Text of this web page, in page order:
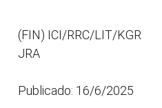
(FIN) ICI/RRC/LIT/KGR
JRA
Publicado: 16/6/2025